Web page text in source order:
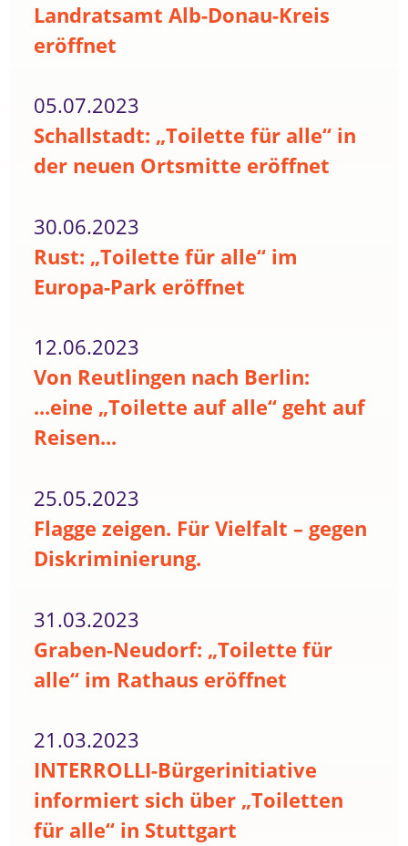
Landratsamt Alb-Donau-Kreis
eröffnet
05.07.2023
Schallstadt: „Toilette für alle“ in
der neuen Ortsmitte eröffnet
30.06.2023
Rust: „Toilette für alle“ im
Europa-Park eröffnet
12.06.2023
Von Reutlingen nach Berlin:
...eine „Toilette auf alle“ geht auf
Reisen...
25.05.2023
Flagge zeigen. Für Vielfalt – gegen
Diskriminierung.
31.03.2023
Graben-Neudorf: „Toilette für
alle“ im Rathaus eröffnet
21.03.2023
INTERROLLI-Bürgerinitiative
informiert sich über „Toiletten
für alle“ in Stuttgart